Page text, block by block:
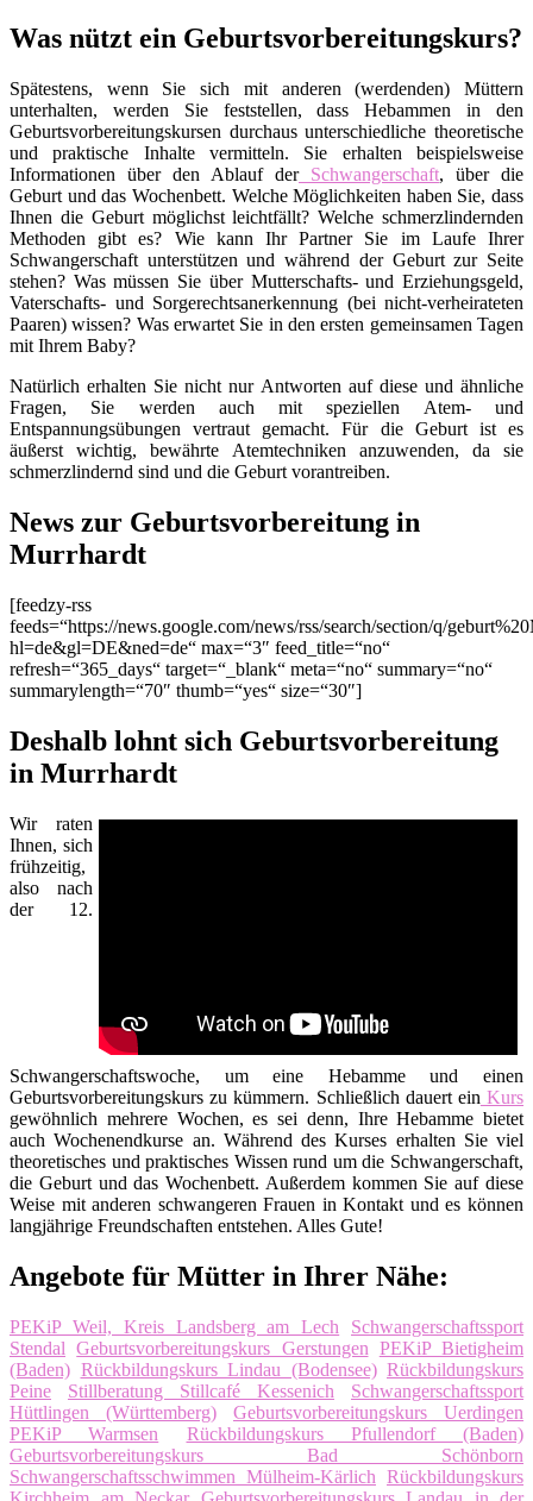
Was nützt ein Geburtsvorbereitungskurs?
Spätestens, wenn Sie sich mit anderen (werdenden) Müttern
unterhalten, werden Sie feststellen, dass Hebammen in den
Geburtsvorbereitungskursen durchaus unterschiedliche theoretische
und praktische Inhalte vermitteln. Sie erhalten beispielsweise
Informationen über den Ablauf derSchwangerschaft, über die
Geburt und das Wochenbett. Welche Möglichkeiten haben Sie, dass
Ihnen die Geburt möglichst leichtfällt? Welche schmerzlindernden
Methoden gibt es? Wie kann Ihr Partner Sie im Laufe Ihrer
Schwangerschaft unterstützen und während der Geburt zur Seite
stehen? Was müssen Sie über Mutterschafts- und Erziehungsgeld,
Vaterschafts- und Sorgerechtsanerkennung (bei nicht-verheirateten
Paaren) wissen? Was erwartet Sie in den ersten gemeinsamen Tagen
mit Ihrem Baby?
Natürlich erhalten Sie nicht nur Antworten auf diese und ähnliche
Fragen, Sie werden auch mit speziellen Atem- und
Entspannungsübungen vertraut gemacht. Für die Geburt ist es
äußerst wichtig, bewährte Atemtechniken anzuwenden, da sie
schmerzlindernd sind und die Geburt vorantreiben.
News zur Geburtsvorbereitung in
Murrhardt
[feedzy-rss
feeds=“https://news.google.com/news/rss/search/section/q/
hl=de&gl=DE&ned=de“ max=“3″ feed_title=“no“
refresh=“365_days“ target=“_blank“ meta=“no“ summary=“no“
summarylength=“70″ thumb=“yes“ size=“30″]
Deshalb lohnt sich Geburtsvorbereitung
in Murrhardt
Wir raten
Ihnen, sich
frühzeitig,
also nach
der 12.
Schwangerschaftswoche, um eine Hebamme und einen
Geburtsvorbereitungskurs zu kümmern. Schließlich dauert ein Kurs
gewöhnlich mehrere Wochen, es sei denn, Ihre Hebamme bietet
auch Wochenendkurse an. Während des Kurses erhalten Sie viel
theoretisches und praktisches Wissen rund um die Schwangerschaft,
die Geburt und das Wochenbett. Außerdem kommen Sie auf diese
Weise mit anderen schwangeren Frauen in Kontakt und es können
langjährige Freundschaften entstehen. Alles Gute!
Angebote für Mütter in Ihrer Nähe:
PEKiP Weil, Kreis Landsberg am Lech
Schwangerschaftssport
Stendal
Geburtsvorbereitungskurs Gerstungen PEKiP Bietigheim
(Baden) Rückbildungskurs Lindau (Bodensee) Rückbildungskurs
Peine
Stillberatung Stillcafé Kessenich
Schwangerschaftssport
Hüttlingen (Württemberg)
Geburtsvorbereitungskurs Uerdingen
PEKiP Warmsen
Rückbildungskurs Pfullendorf (Baden)
Geburtsvorbereitungskurs Bad Schönborn
Schwangerschaftsschwimmen Mülheim-Kärlich Rückbildungskurs